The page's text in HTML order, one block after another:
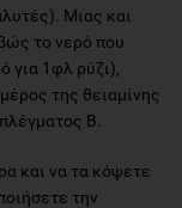
Μιας και
το νερό που
για 1φλ ρύζι),
της θειαμίνης
B.
και να τα κόψετε
την